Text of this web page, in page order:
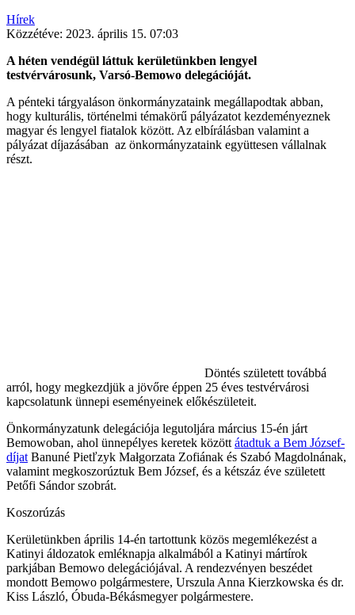
Hírek
Közzétéve: 2023. április 15. 07:03
A héten vendégül láttuk kerületünkben lengyel
testvérvárosunk, Varsó-Bemowo delegációját.
A pénteki tárgyaláson önkormányzataink megállapodtak abban,
hogy kulturális, történelmi témakörű pályázatot kezdeményeznek
magyar és lengyel fiatalok között. Az elbírálásban valamint a
pályázat díjazásában az önkormányzataink együttesen vállalnak
részt.
Döntés született továbbá
arról, hogy megkezdjük a jövőre éppen 25 éves testvérvárosi
kapcsolatunk ünnepi eseményeinek előkészületeit.
Önkormányzatunk delegációja legutoljára március 15-én járt
Bemowoban, ahol ünnepélyes keretek között átadtuk a Bem József-
díjat Banuné Pietľzyk Małgorzata Zofiának és Szabó Magdolnának,
valamint megkoszorúztuk Bem József, és a kétszáz éve született
Petőfi Sándor szobrát.
Koszorúzás
Kerületünkben április 14-én tartottunk közös megemlékezést a
Katinyi áldozatok emléknapja alkalmából a Katinyi mártírok
parkjában Bemowo delegációjával. A rendezvényen beszédet
mondott Bemowo polgármestere, Urszula Anna Kierzkowska és dr.
Kiss László, Óbuda-Békásmegyer polgármestere.